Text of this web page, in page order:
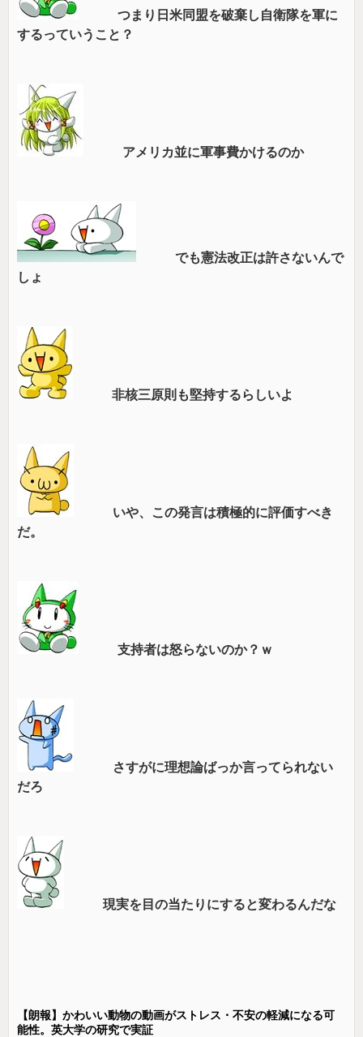
つまり日米同盟を破棄し自衛隊を軍に
するっていうこと？
アメリカ並に軍事費かけるのか
でも憲法改正は許さないんで
しょ
非核三原則も堅持するらしいよ
いや、この発言は積極的に評価すべき
だ。
支持者は怒らないのか？ｗ
さすがに理想論ばっか言ってられない
だろ
現実を目の当たりにすると変わるんだな
【朗報】かわいい動物の動画がストレス・不安の軽減になる可
能性。英大学の研究で実証